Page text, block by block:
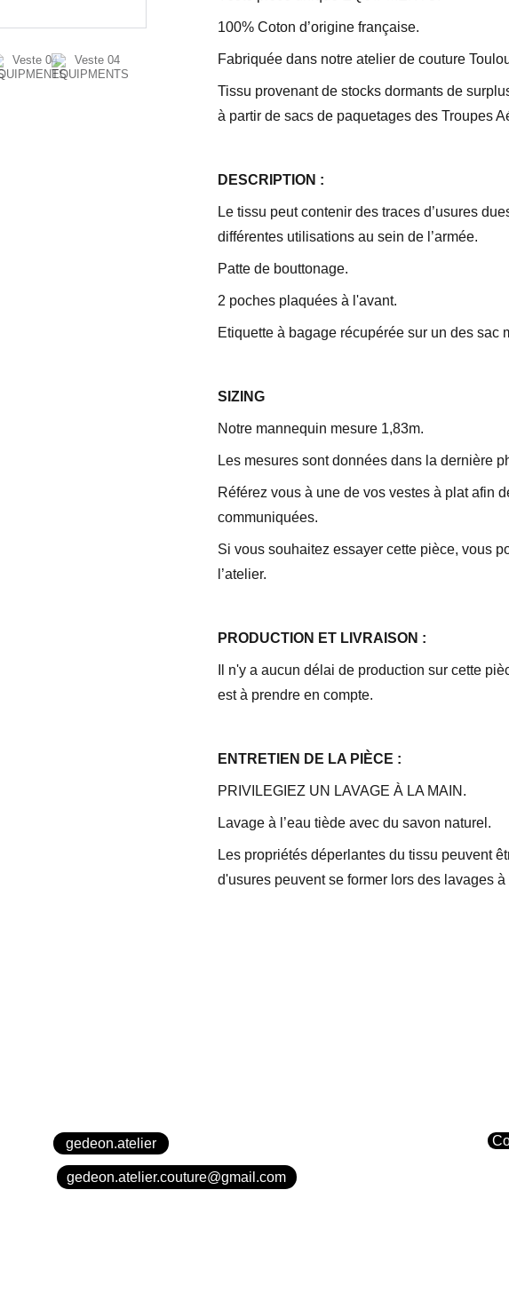
100% Coton d’origine française.
Fabriquée dans notre atelier de couture
Tissu provenant de stocks dormants de
à partir de sacs de paquetages des Troupes
DESCRIPTION :
Le tissu peut contenir des traces d’usures
différentes utilisations au sein de l’armée.
Patte de bouttonage.
2 poches plaquées à l'avant.
Etiquette à bagage récupérée sur un des sac
SIZING
Notre mannequin mesure 1,83m.
Les mesures sont données dans la dernière
Référez vous à une de vos vestes à plat afin
communiquées.
Si vous souhaitez essayer cette pièce, vous
l’atelier.
PRODUCTION ET LIVRAISON :
Il n'y a aucun délai de production sur cette
est à prendre en compte.
ENTRETIEN DE LA PIÈCE :
PRIVILEGIEZ UN LAVAGE À LA MAIN.
Lavage à l’eau tiède avec du savon naturel.
Les propriétés déperlantes du tissu peuvent
d'usures peuvent se former lors des lavages
gedeon.atelier
gedeon.atelier.couture@gmail.com